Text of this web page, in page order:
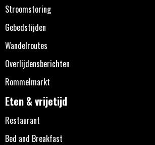
Stroomstoring
Gebedstijden
Wandelroutes
Overlijdensberichten
Rommelmarkt
Eten & vrijetijd
Restaurant
Bed and Breakfast